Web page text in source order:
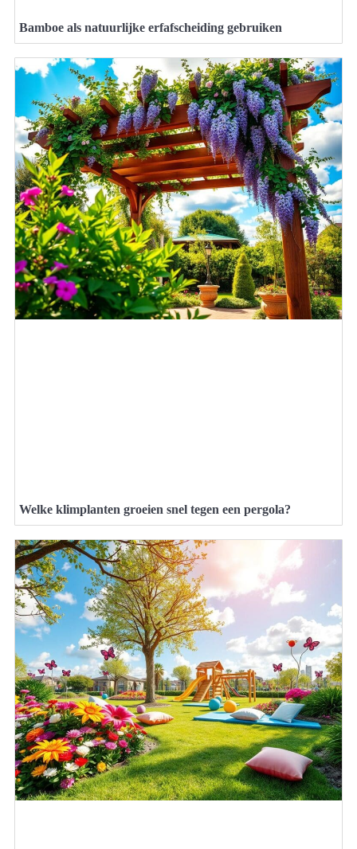
Bamboe als natuurlijke erfafscheiding gebruiken
Welke klimplanten groeien snel tegen een pergola?